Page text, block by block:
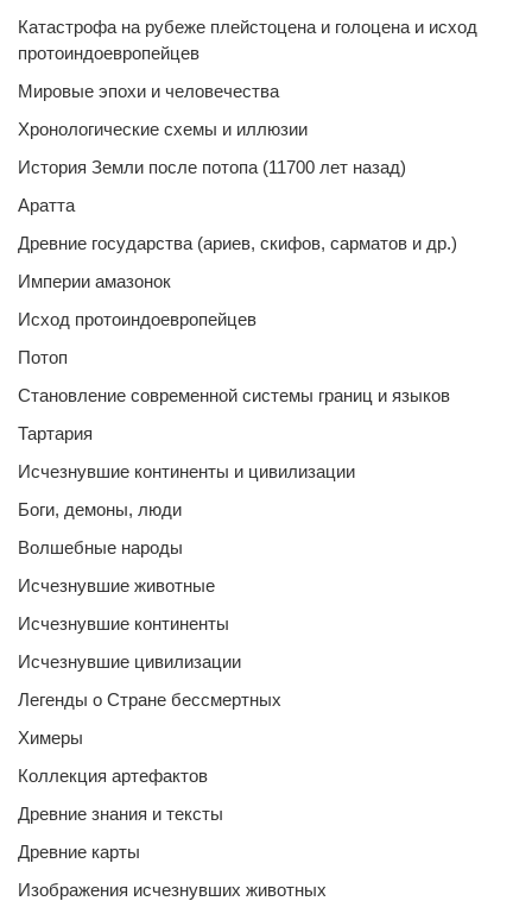
Катастрофа на рубеже плейстоцена и голоцена и исход
протоиндоевропейцев
Мировые эпохи и человечества
Хронологические схемы и иллюзии
История Земли после потопа (11700 лет назад)
Аратта
Древние государства (ариев, скифов, сарматов и др.)
Империи амазонок
Исход протоиндоевропейцев
Потоп
Становление современной системы границ и языков
Тартария
Исчезнувшие континенты и цивилизации
Боги, демоны, люди
Волшебные народы
Исчезнувшие животные
Исчезнувшие континенты
Исчезнувшие цивилизации
Легенды о Стране бессмертных
Химеры
Коллекция артефактов
Древние знания и тексты
Древние карты
Изображения исчезнувших животных